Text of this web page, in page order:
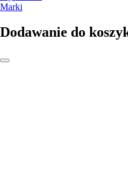
Marki
Dodawanie do